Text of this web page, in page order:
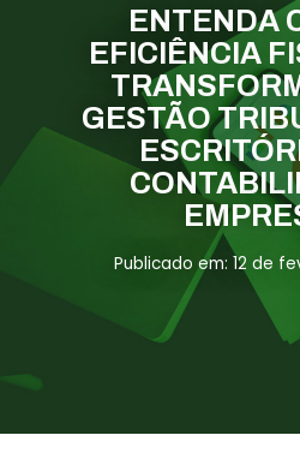
Gestão
Previdenciária
Abertura de
Assessoria
Links Úteis
Contato
ÁREA DO
ENTENDA
EFICIÊNCIA
GESTÃO
Publicado em: 12 de